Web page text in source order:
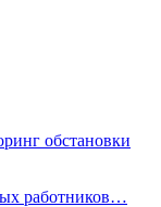
обстановки
работников…